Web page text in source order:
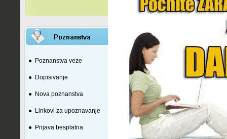
● Poznanstva veze
● Dopisivanje
● Nova poznanstva
● Linkovi za upoznavanje
● Prijava besplatna